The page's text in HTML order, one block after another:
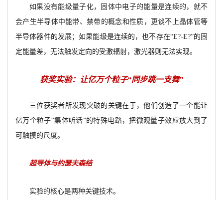
如果没有能级量子化，固体中电子的能量是连续的，就不
会产生半导体中能带、禁带的概念和性质，更谈不上晶体管等
半导体器件的发展；如果能级是连续的，也不存在“E?-E?”的固
定能量差，无法触发定向的受激辐射，激光器则无法实现。
获奖实验：让亿万个粒子“同步跳一支舞”
三位获奖者所发现突破的关键在于，他们创造了一个能让
亿万个粒子“集体听话”的特殊电路，把微观量子效应放大到了
可触摸的尺度。
超导体与约瑟夫森结
实验的核心是两种关键技术。